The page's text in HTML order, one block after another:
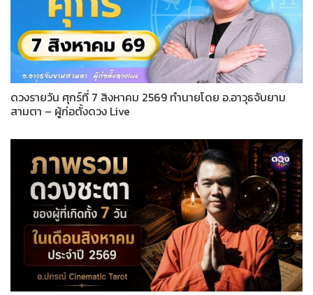
ดวงรายวัน ศุกร์ที่ 7 สิงหาคม 2569 ทำนายโดย อ.อาวุธจับยาม
สามตา – ผู้ก่อตั้งดวง Live